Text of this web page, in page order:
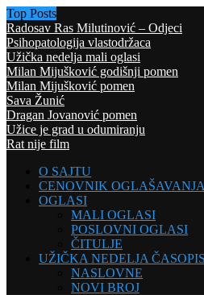
Top Posts
Radosav Ras Milutinović – Odjeci
Psihopatologija vlastodržaca
Užička nedelja mali oglasi
Milan Mijušković godišnji pomen
Milan Mijušković pomen
Sava Žunić
Dragan Jovanović pomen
Užice je grad u odumiranju
Rat nije film
O SAJTU
CENOVNIK OGLAŠAVANJA
OGLASI
MALI OGLASI
POSLOVNI OGLASI
ČITULJE
UŽIČKA NEDELJA ČASOPIS
NASLOVNE
NOVI BROJ